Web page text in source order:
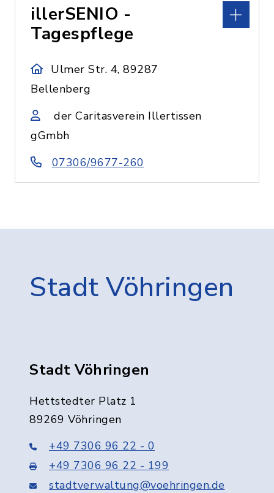
illerSENIO -
Tagespflege
Ulmer Str. 4, 89287
Bellenberg
der Caritasverein Illertissen
gGmbh
07306/9677-260
Stadt Vöhringen
Stadt Vöhringen
Hettstedter Platz 1
89269 Vöhringen
+49 7306 96 22 - 0
+49 7306 96 22 - 199
stadtverwaltung@voehringen.de